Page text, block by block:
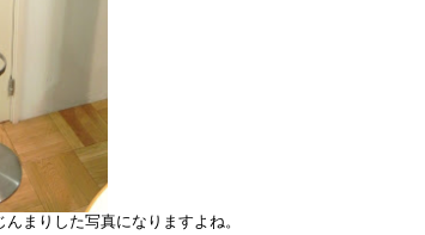
まりした写真になりますよね。